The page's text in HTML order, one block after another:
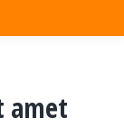
amet